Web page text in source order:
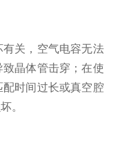
关，空气电容无法
晶体管击穿；在使
时间过长或真空腔
。